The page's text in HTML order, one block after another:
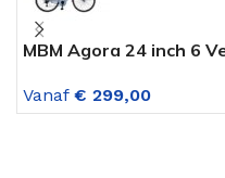
MBM Agora 24 inch 6
Vanaf € 299,00